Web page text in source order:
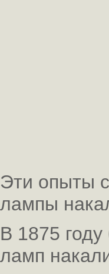
Эти опыты
лампы
В 1875
ламп